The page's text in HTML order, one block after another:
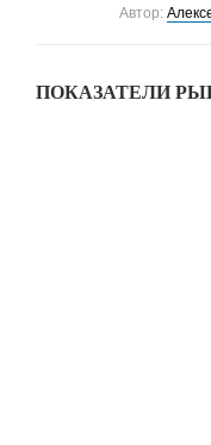
Автор:
ПОКАЗАТЕЛИ